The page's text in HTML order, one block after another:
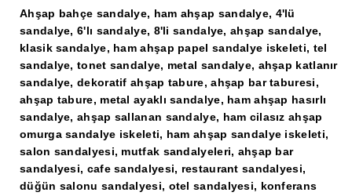
Ahşap bahçe sandalye, ham ahşap sandalye, 4'lü
sandalye, 6'lı sandalye, 8'li sandalye, ahşap sandalye,
klasik sandalye, ham ahşap papel sandalye iskeleti, tel
sandalye, tonet sandalye, metal sandalye, ahşap katlanır
sandalye, dekoratif ahşap tabure, ahşap bar taburesi,
ahşap tabure, metal ayaklı sandalye, ham ahşap hasırlı
sandalye, ahşap sallanan sandalye, ham cilasız ahşap
omurga sandalye iskeleti, ham ahşap sandalye iskeleti,
salon sandalyesi, mutfak sandalyeleri, ahşap bar
sandalyesi, cafe sandalyesi, restaurant sandalyesi,
düğün salonu sandalyesi, otel sandalyesi, konferans